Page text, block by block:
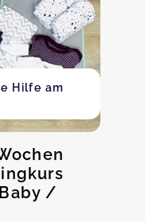
Hilfe am
/